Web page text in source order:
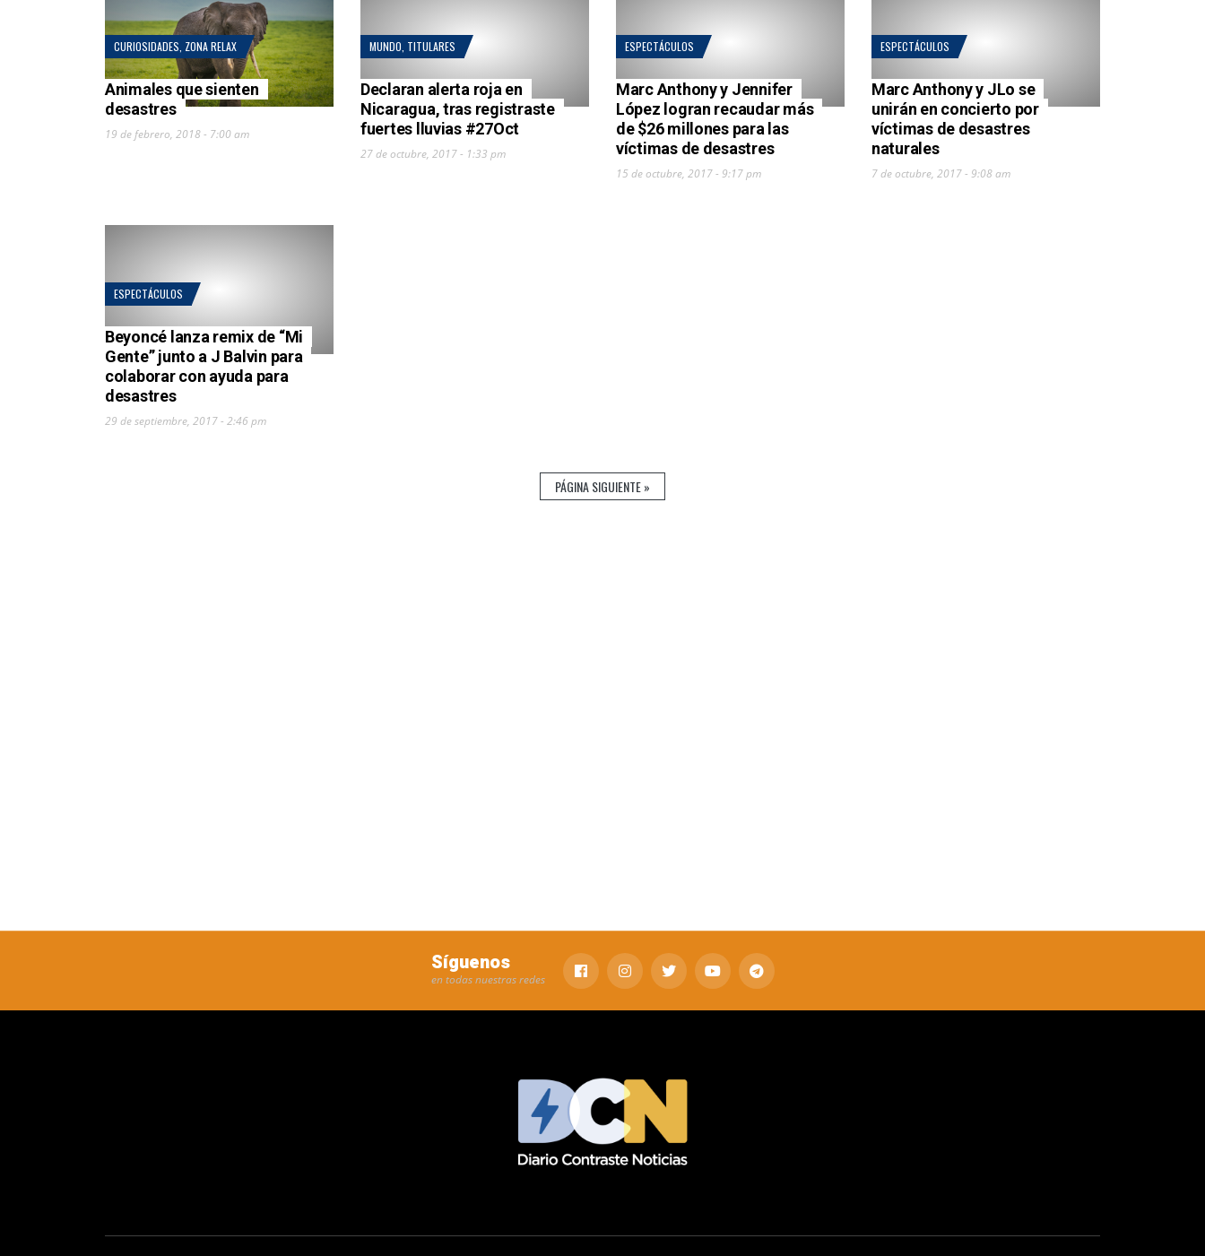
CURIOSIDADES ZONA RELAX
Animales que sienten
desastres
19 de febrero, 2018 - 7:00 am
MUNDO TITULARES
Declaran alerta roja en
Nicaragua, tras registraste
fuertes lluvias #27Oct
27 de octubre, 2017 - 1:33 pm
ESPECTÁCULOS
Marc Anthony y Jennifer
López logran recaudar más
de $26 millones para las
víctimas de desastres
15 de octubre, 2017 - 9:17 pm
ESPECTÁCULOS
Marc Anthony y JLo se
unirán en concierto por
víctimas de desastres
naturales
7 de octubre, 2017 - 9:08 am
ESPECTÁCULOS
Beyoncé lanza remix de “Mi
Gente” junto a J Balvin para
colaborar con ayuda para
desastres
29 de septiembre, 2017 - 2:46 pm
PÁGINA SIGUIENTE »
Síguenos
en todas nuestras redes